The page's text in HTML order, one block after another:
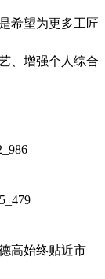
希望为更多工匠
、增强个人综合
高始终贴近市